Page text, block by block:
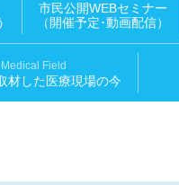
市民公開WEBセミナー
（開催予定･動画配信）
Medical Field
材した医療現場の今